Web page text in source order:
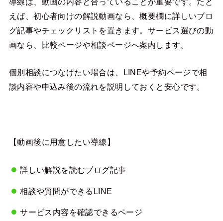
えば、初心者向けの解説動画なら、概要欄に詳しいブロ
グ記事やチェックリストを置きます。サービス選びの動
画なら、比較ページや相談ページへ案内します。
個別相談につなげたい場合は、LINEや予約ページで相
談内容や申込み後の流れを説明しておくと安心です。
【動画後に用意したい導線】
詳しい解説を読むブログ記事
相談や質問ができるLINE
サービス内容を確認できるページ